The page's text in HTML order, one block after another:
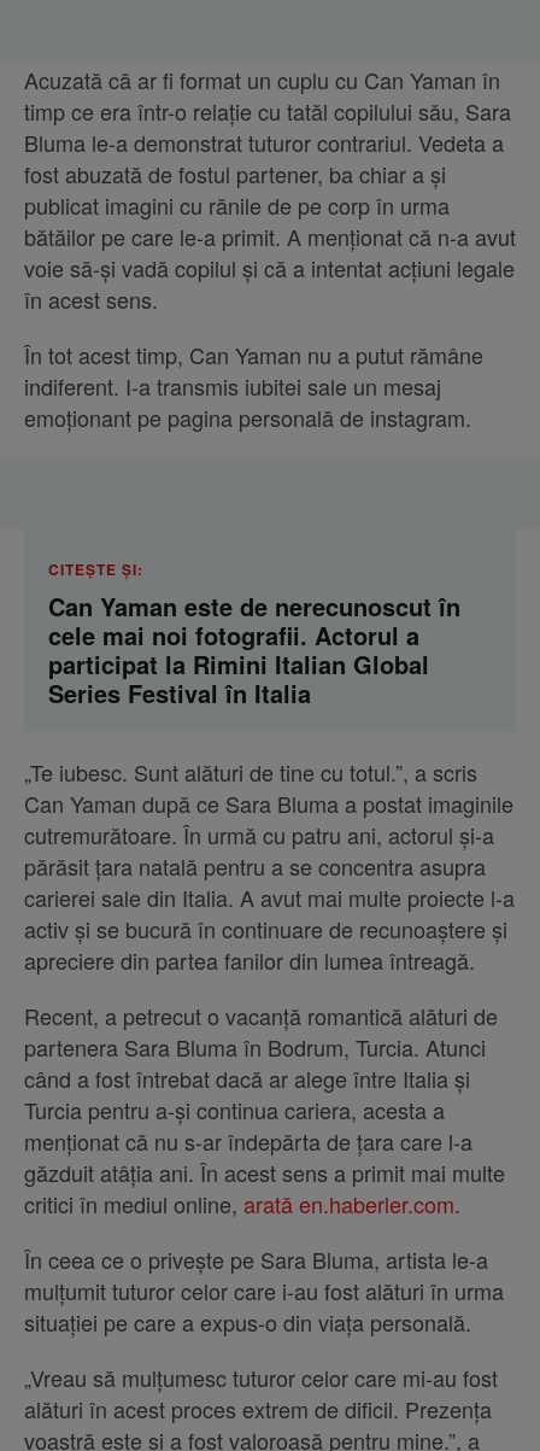
Acuzată că ar fi format un cuplu cu Can Yaman în
timp ce era într-o relație cu tatăl copilului său, Sara
Bluma le-a demonstrat tuturor contrariul. Vedeta a
fost abuzată de fostul partener, ba chiar a și
publicat imagini cu rănile de pe corp în urma
bătăilor pe care le-a primit. A menționat că n-a avut
voie să-și vadă copilul și că a intentat acțiuni legale
în acest sens.
În tot acest timp, Can Yaman nu a putut rămâne
indiferent. I-a transmis iubitei sale un mesaj
emoționant pe pagina personală de instagram.
CITEȘTE ȘI:
Can Yaman este de nerecunoscut în
cele mai noi fotografii. Actorul a
participat la Rimini Italian Global
Series Festival în Italia
„Te iubesc. Sunt alături de tine cu totul.”, a scris
Can Yaman după ce Sara Bluma a postat imaginile
cutremurătoare. În urmă cu patru ani, actorul și-a
părăsit țara natală pentru a se concentra asupra
carierei sale din Italia. A avut mai multe proiecte l-a
activ și se bucură în continuare de recunoaștere și
apreciere din partea fanilor din lumea întreagă.
Recent, a petrecut o vacanță romantică alături de
partenera Sara Bluma în Bodrum, Turcia. Atunci
când a fost întrebat dacă ar alege între Italia și
Turcia pentru a-și continua cariera, acesta a
menționat că nu s-ar îndepărta de țara care l-a
găzduit atâția ani. În acest sens a primit mai multe
critici în mediul online, arată en.haberler.com.
În ceea ce o privește pe Sara Bluma, artista le-a
mulțumit tuturor celor care i-au fost alături în urma
situației pe care a expus-o din viața personală.
„Vreau să mulțumesc tuturor celor care mi-au fost
alături în acest proces extrem de dificil. Prezența
voastră este și a fost valoroasă pentru mine.”, a